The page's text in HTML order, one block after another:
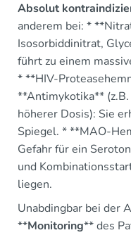
Absolut
anderem bei: *
Isosorbiddinitrat,
führt zu einem
* **HIV-
**Antimykotika**
höherer Dosis): Sie
Spiegel. * **MAO-
Gefahr für ein
und
liegen.
Unabdingbar bei der
**Monitoring** des